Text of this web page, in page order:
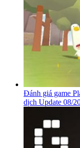
Đánh giá game
dịch Update 08/